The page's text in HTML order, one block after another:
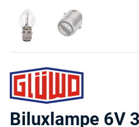
Biluxlampe 6V